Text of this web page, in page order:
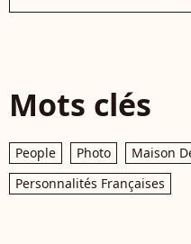
Mots clés
People Photo
Maison
Personnalités Françaises